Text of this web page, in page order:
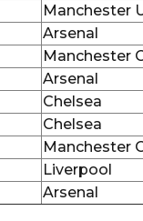
Manchester
Arsenal
Manchester
Arsenal
Chelsea
Chelsea
Manchester
Liverpool
Arsenal